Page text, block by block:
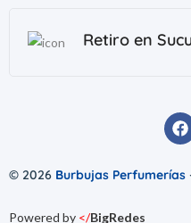
Retiro en
© 2026 Burbujas Perfumerías
Powered by </BigRedes